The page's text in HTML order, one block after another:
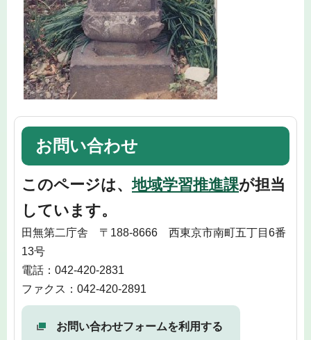
お問い合わせ
このページは、地域学習推進課が担当
しています。
田無第二庁舎 〒188-8666 西東京市南町五丁目6番
13号
電話：042-420-2831
ファクス：042-420-2891
お問い合わせフォームを利用する